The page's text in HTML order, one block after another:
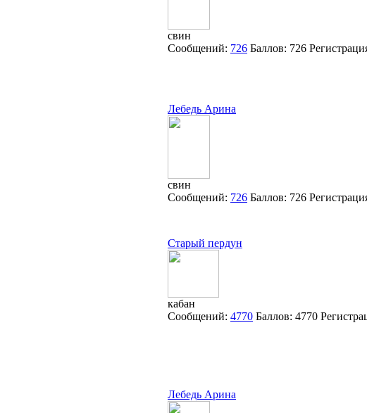
свин
Сообщений: 726 Баллов: 726
Лебедь Арина
свин
Сообщений: 726 Баллов: 726
Старый пердун
кабан
Сообщений: 4770 Баллов: 4770
Лебедь Арина